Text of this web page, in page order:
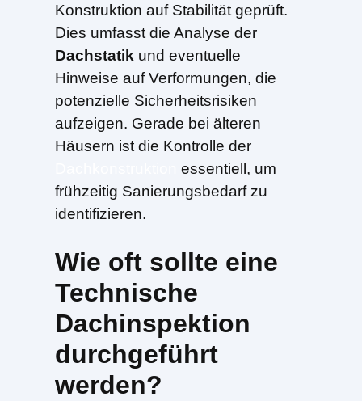
Konstruktion auf Stabilität geprüft.
Dies umfasst die Analyse der
Dachstatik und eventuelle
Hinweise auf Verformungen, die
potenzielle Sicherheitsrisiken
aufzeigen. Gerade bei älteren
Häusern ist die Kontrolle der
essentiell, um
frühzeitig Sanierungsbedarf zu
identifizieren.
Wie oft sollte eine
Technische
Dachinspektion
durchgeführt
werden?